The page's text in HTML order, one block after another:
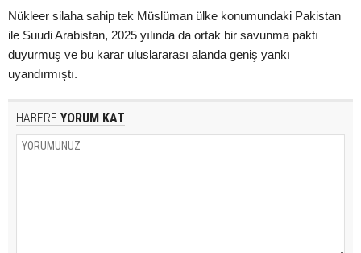
Nükleer silaha sahip tek Müslüman ülke konumundaki Pakistan
ile Suudi Arabistan, 2025 yılında da ortak bir savunma paktı
duyurmuş ve bu karar uluslararası alanda geniş yankı
uyandırmıştı.
HABERE YORUM KAT